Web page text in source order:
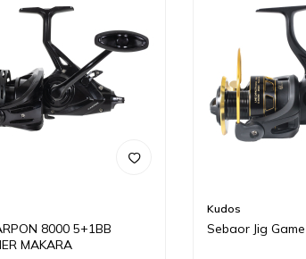
8000 5+1BB
MAKARA
Kudos
Sebaor Jig